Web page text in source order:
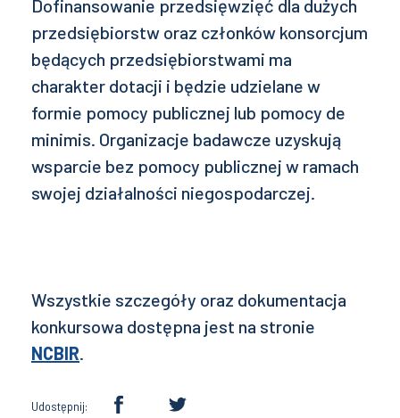
Dofinansowanie przedsięwzięć dla dużych
przedsiębiorstw oraz członków konsorcjum
będących przedsiębiorstwami ma
charakter dotacji i będzie udzielane w
formie pomocy publicznej lub pomocy de
minimis. Organizacje badawcze uzyskują
wsparcie bez pomocy publicznej w ramach
swojej działalności niegospodarczej.
Wszystkie szczegóły oraz dokumentacja
konkursowa dostępna jest na stronie
NCBIR.
Udostępnij: